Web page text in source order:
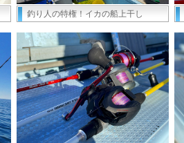
釣り人の特権！イカの船上干し